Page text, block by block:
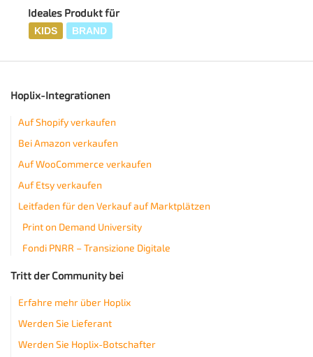
Ideales Produkt für
KIDS BRAND
Hoplix-Integrationen
Auf Shopify verkaufen
Bei Amazon verkaufen
Auf WooCommerce verkaufen
Auf Etsy verkaufen
Leitfaden für den Verkauf auf Marktplätzen
Print on Demand University
Fondi PNRR – Transizione Digitale
Tritt der Community bei
Erfahre mehr über Hoplix
Werden Sie Lieferant
Werden Sie Hoplix-Botschafter